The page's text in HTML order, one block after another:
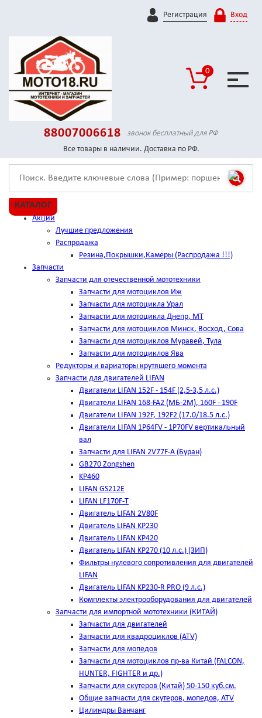
Регистрация Вход
0
88007006618
звонок бесплатный для РФ
Все товары в наличии. Доставка по РФ.
КАТАЛОГ
Акции
Лучшие предложения
Распродажа
Резина,Покрышки,Камеры (Распродажа !!!)
Запчасти
Запчасти для отечественной мототехники
Запчасти для мотоциклов Иж
Запчасти для мотоцикла Урал
Запчасти для мотоцикла Днепр, МТ
Запчасти для мотоциклов Минск, Восход, Сова
Запчасти для мотоциклов Муравей, Тула
Запчасти для мотоциклов Ява
Редукторы и вариаторы крутящего момента
Запчасти для двигателей LIFAN
Двигатели LIFAN 152F - 154F (2,5-3,5 л.с.)
Двигатели LIFAN 168-FA2 (МБ-2М), 160F - 190F
Двигатели LIFAN 192F, 192F2 (17.0/18.5 л.с.)
Двигатели LIFAN 1Р64FV - 1Р70FV вертикальный
вал
Запчасти для LIFAN 2V77F-A (Буран)
GB270 Zongshen
KP460
LIFAN GS212E
LIFAN LF170F-T
Двигатель LIFAN 2V80F
Двигатель LIFAN KP230
Двигатель LIFAN KP420
Двигатель LIFAN KP270 (10 л.с.) (ЗИП)
Фильтры нулевого сопротивления для двигателей
LIFAN
Двигатель LIFAN KP230-R PRO (9 л.с.)
Комплекты электрооборудования для двигателей
Запчасти для импортной мототехники (КИТАЙ)
Запчасти для двигателей
Запчасти для квадроциклов (ATV)
Запчасти для мопедов
Запчасти для мотоциклов пр-ва Китай (FALCON,
HUNTER, FIGHTER и др.)
Запчасти для скутеров (Китай) 50-150 куб.см.
Общие запчасти для скутеров, мопедов, ATV
Цилиндры Ванчанг